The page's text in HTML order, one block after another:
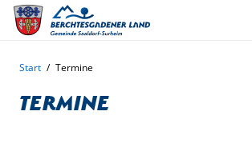
Start / Termine
Termine